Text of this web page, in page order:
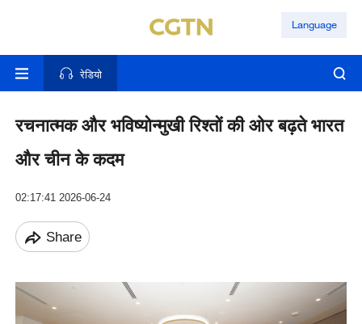
Language
रेडियो
रचनात्मक और भविष्योन्मुखी रिश्तों की ओर बढ़ते भारत
और चीन के कदम
02:17:41 2026-06-24
Share